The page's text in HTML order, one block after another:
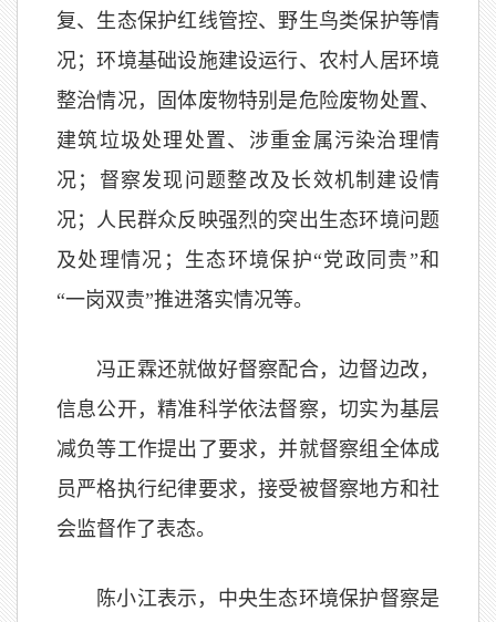
复、生态保护红线管控、野生鸟类保护等情
况；环境基础设施建设运行、农村人居环境
整治情况，固体废物特别是危险废物处置、
建筑垃圾处理处置、涉重金属污染治理情
况；督察发现问题整改及长效机制建设情
况；人民群众反映强烈的突出生态环境问题
及处理情况；生态环境保护“党政同责”和
“一岗双责”推进落实情况等。
冯正霖还就做好督察配合，边督边改，
信息公开，精准科学依法督察，切实为基层
减负等工作提出了要求，并就督察组全体成
员严格执行纪律要求，接受被督察地方和社
会监督作了表态。
陈小江表示，中央生态环境保护督察是